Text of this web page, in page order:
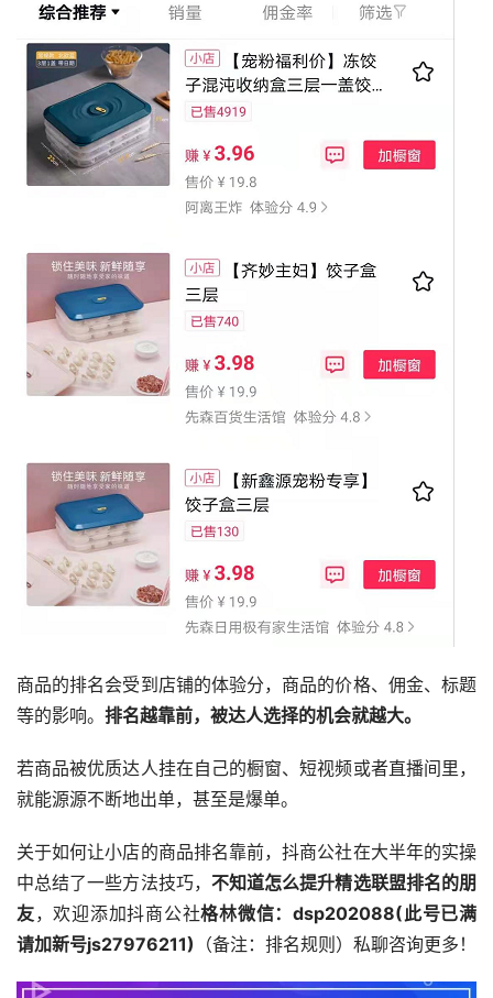
商品的排名会受到店铺的体验分，商品的价格、佣金、标题
等的影响。 排名越靠前，被达人选择的机会就越大。
若商品被优质达人挂在自己的橱窗、短视频或者直播间里，
就能源源不断地出单，甚至是爆单。
关于如何让小店的商品排名靠前，抖商公社在大半年的实操
中总结了一些方法技巧， 不知道怎么提升精选联盟排名的朋
友，欢迎添加抖商公社格林微信：dsp202088(此号已满
请加新号js27976211) （备注：排名规则）私聊咨询更多！